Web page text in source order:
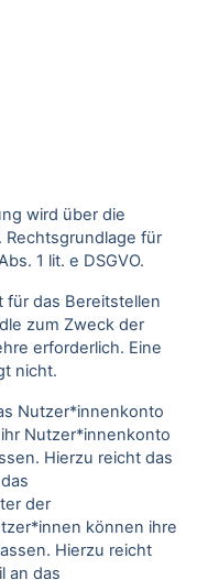
wird über die
Rechtsgrundlage für
1 lit. e DSGVO.
für das Bereitstellen
zum Zweck der
erforderlich. Eine
nicht.
Nutzer*innenkonto
Nutzer*innenkonto
Hierzu reicht das
der
können ihre
Hierzu reicht
an das